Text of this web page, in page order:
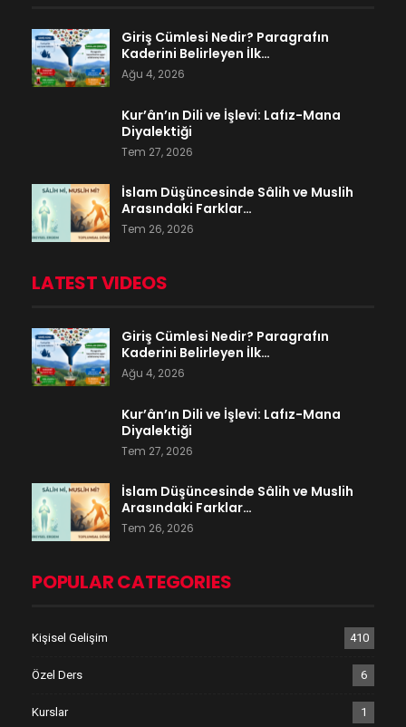
Giriş Cümlesi Nedir? Paragrafın
Kaderini Belirleyen İlk…
Ağu 4, 2026
Kur’ân’ın Dili ve İşlevi: Lafız-Mana
Diyalektiği
Tem 27, 2026
İslam Düşüncesinde Sâlih ve Muslih
Arasındaki Farklar…
Tem 26, 2026
LATEST VIDEOS
Giriş Cümlesi Nedir? Paragrafın
Kaderini Belirleyen İlk…
Ağu 4, 2026
Kur’ân’ın Dili ve İşlevi: Lafız-Mana
Diyalektiği
Tem 27, 2026
İslam Düşüncesinde Sâlih ve Muslih
Arasındaki Farklar…
Tem 26, 2026
POPULAR CATEGORIES
Kişisel Gelişim 410
Özel Ders 6
Kurslar 1